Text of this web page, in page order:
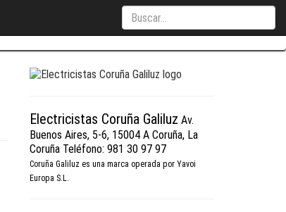
Búsqueda:
Electricistas Coruña Galiluz Av.
Buenos Aires, 5-6, 15004 A Coruña, La
Coruña Teléfono: 981 30 97 97
Coruña Galiluz es una marca operada por Yavoi
Europa S.L.